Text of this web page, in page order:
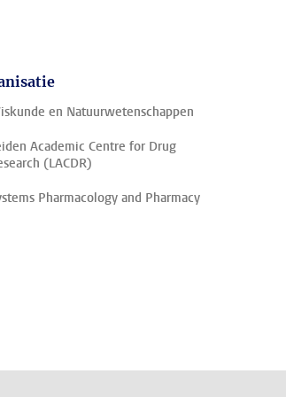
en Natuurwetenschappen
Academic Centre for Drug
(LACDR)
Pharmacology and Pharmacy